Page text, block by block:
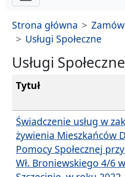
Strona główna
Usługi Społeczne
Usługi Społeczne
Tytuł
Świadczenie usług w
żywienia Mieszkańców
Pomocy Społecznej
Wł. Broniewskiego 4/6 w